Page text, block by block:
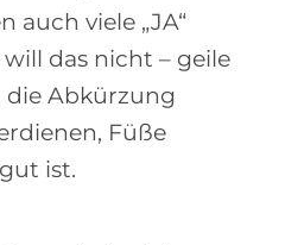
auch viele „JA“
das nicht – geile
die Abkürzung
Füße
ist.